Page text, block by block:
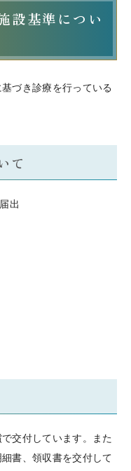
設基準につい
づき診療を行っている
て
出
交付しています。また
書、領収書を交付して